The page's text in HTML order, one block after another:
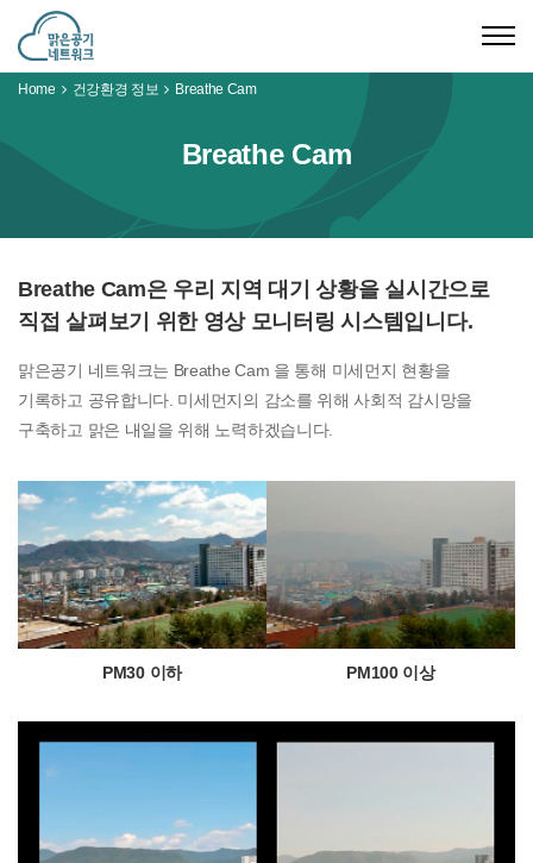
Home 건강환경 정보 Breathe Cam
Breathe Cam
Breathe Cam은 우리 지역 대기 상황을 실시간으로
직접 살펴보기 위한 영상 모니터링 시스템입니다.
맑은공기 네트워크는 Breathe Cam 을 통해 미세먼지 현황을
기록하고 공유합니다. 미세먼지의 감소를 위해 사회적 감시망을
구축하고 맑은 내일을 위해 노력하겠습니다.
PM30 이하 PM100 이상